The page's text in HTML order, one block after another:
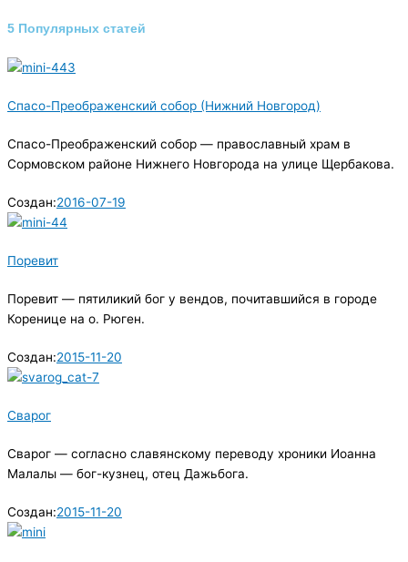
5 Популярных статей
Спасо-Преображенский собор (Нижний Новгород)
Спасо-Преображенский собор — православный храм в
Сормовском районе Нижнего Новгорода на улице Щербакова.
Создан:2016-07-19
Поревит
Поревит — пятиликий бог у вендов, почитавшийся в городе
Коренице на о. Рюген.
Создан:2015-11-20
Сварог
Сварог — согласно славянскому переводу хроники Иоанна
Малалы — бог-кузнец, отец Дажьбога.
Создан:2015-11-20